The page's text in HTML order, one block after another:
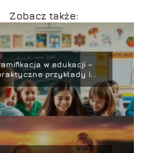
Zobacz także:
w edukacji –
przykłady i
narzędzia